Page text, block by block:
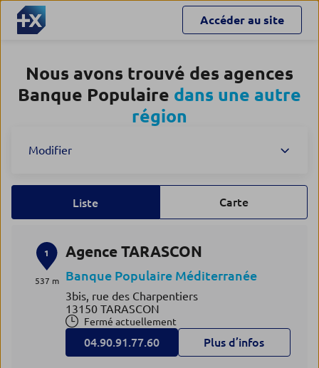
Accéder au site
Nous avons trouvé des agences
Banque Populaire dans une autre
région
Modifier
Liste Carte
1
537 m
Agence TARASCON
Banque Populaire Méditerranée
3bis, rue des Charpentiers
13150 TARASCON
Fermé actuellement
04.90.91.77.60 Plus d’infos